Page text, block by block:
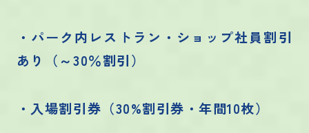
・パーク内レストラン・ショップ社員割引
あり（～30％割引）
・入場割引券（30%割引券・年間10枚）